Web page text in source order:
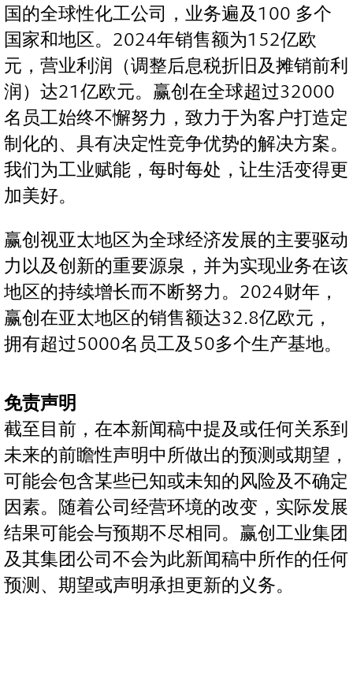
国的全球性化工公司，业务遍及100 多个
国家和地区。2024年销售额为152亿欧
元，营业利润（调整后息税折旧及摊销前利
润）达21亿欧元。赢创在全球超过32000
名员工始终不懈努力，致力于为客户打造定
制化的、具有决定性竞争优势的解决方案。
我们为工业赋能，每时每处，让生活变得更
加美好。
赢创视亚太地区为全球经济发展的主要驱动
力以及创新的重要源泉，并为实现业务在该
地区的持续增长而不断努力。2024财年，
赢创在亚太地区的销售额达32.8亿欧元，
拥有超过5000名员工及50多个生产基地。
免责声明
截至目前，在本新闻稿中提及或任何关系到
未来的前瞻性声明中所做出的预测或期望，
可能会包含某些已知或未知的风险及不确定
因素。随着公司经营环境的改变，实际发展
结果可能会与预期不尽相同。赢创工业集团
及其集团公司不会为此新闻稿中所作的任何
预测、期望或声明承担更新的义务。